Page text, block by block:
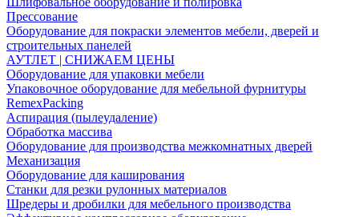
Прессование
Оборудование для покраски элементов мебели, дверей и
строительных панелей
АУТЛЕТ | СНИЖАЕМ ЦЕНЫ
Оборудование для упаковки мебели
Упаковочное оборудование для мебельной фурнитуры
RemexPacking
Аспирация (пылеудаление)
Обработка массива
Оборудование для производства межкомнатных дверей
Механизация
Оборудование для каширования
Станки для резки рулонных материалов
Шредеры и дробилки для мебельного производства